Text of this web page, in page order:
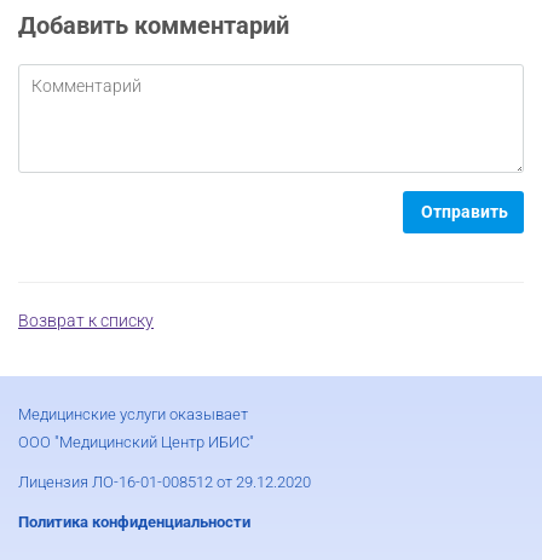
Добавить комментарий
Отправить
Возврат к списку
Медицинские услуги оказывает
ООО "Медицинский Центр ИБИС"
Лицензия ЛО-16-01-008512 от 29.12.2020
Политика конфиденциальности